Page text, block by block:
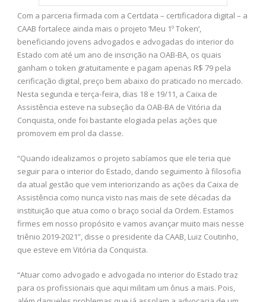
Com a parceria firmada com a Certdata – certificadora digital – a
CAAB fortalece ainda mais o projeto ‘Meu 1º Token’,
beneficiando jovens advogados e advogadas do interior do
Estado com até um ano de inscrição na OAB-BA, os quais
ganham o token gratuitamente e pagam apenas R$ 79 pela
cerificação digital, preço bem abaixo do praticado no mercado.
Nesta segunda e terça-feira, dias 18 e 19/11, a Caixa de
Assistência esteve na subseção da OAB-BA de Vitória da
Conquista, onde foi bastante elogiada pelas ações que
promovem em prol da classe.
“Quando idealizamos o projeto sabíamos que ele teria que
seguir para o interior do Estado, dando seguimento à filosofia
da atual gestão que vem interiorizando as ações da Caixa de
Assistência como nunca visto nas mais de sete décadas da
instituição que atua como o braço social da Ordem. Estamos
firmes em nosso propósito e vamos avançar muito mais nesse
triênio 2019-2021”, disse o presidente da CAAB, Luiz Coutinho,
que esteve em Vitória da Conquista.
“Atuar como advogado e advogada no interior do Estado traz
para os profissionais que aqui militam um ônus a mais. Pois,